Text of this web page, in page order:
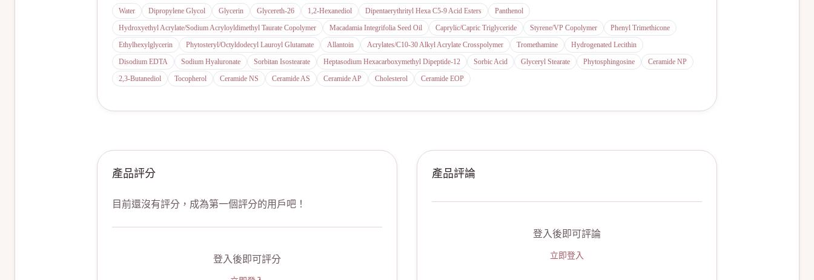
Water Dipropylene Glycol Glycerin Glycereth-26 1,2-Hexanediol Dipentaerythrityl Hexa C5-9 Acid Esters
Panthenol
Hydroxyethyl Acrylate/Sodium Acryloyldimethyl Taurate Copolymer
Macadamia Integrifolia Seed Oil Caprylic/Capric Triglyceride Styrene/VP Copolymer
Phenyl Trimethicone
Ethylhexylglycerin
Phytosteryl/Octyldodecyl Lauroyl Glutamate Allantoin Acrylates/C10-30 Alkyl Acrylate Crosspolymer Tromethamine
Hydrogenated Lecithin
Disodium EDTA
Sodium Hyaluronate Sorbitan Isostearate Heptasodium Hexacarboxymethyl Dipeptide-12 Sorbic Acid Glyceryl Stearate Phytosphingosine
Ceramide NP
2,3-Butanediol
Tocopherol Ceramide NS Ceramide AS Ceramide AP Cholesterol Ceramide EOP
產品評分
目前還沒有評分，成為第一個評分的用戶吧！
登入後即可評分
產品評論
登入後即可評論
立即登入